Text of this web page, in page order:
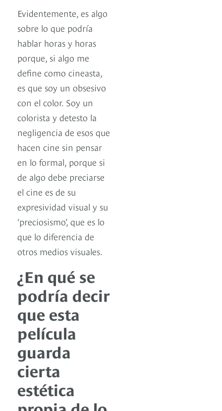
Evidentemente, es algo
sobre lo que podría
hablar horas y horas
porque, si algo me
define como cineasta,
es que soy un obsesivo
con el color. Soy un
colorista y detesto la
negligencia de esos que
hacen cine sin pensar
en lo formal, porque si
de algo debe preciarse
el cine es de su
expresividad visual y su
‘preciosismo’, que es lo
que lo diferencia de
otros medios visuales.
¿En qué se
podría decir
que esta
película
guarda
cierta
estética